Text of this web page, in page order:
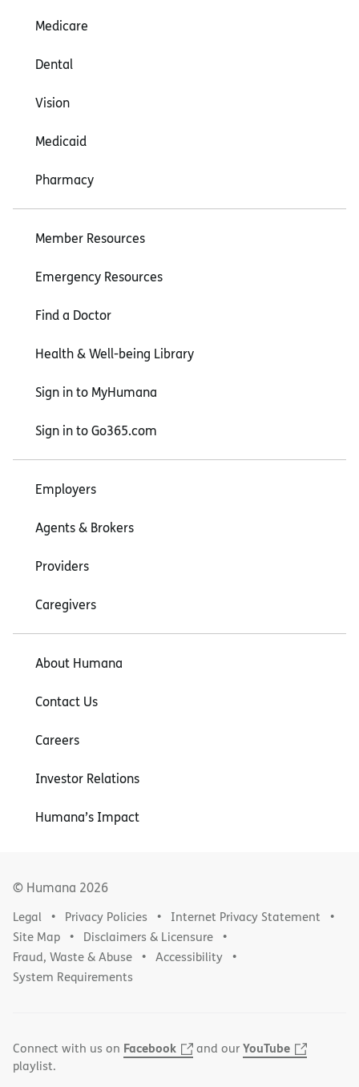
Medicare
Dental
Vision
Medicaid
Pharmacy
Member Resources
Emergency Resources
Find a Doctor
Health & Well-being Library
Sign in to MyHumana
Sign in to Go365.com
Employers
Agents & Brokers
Providers
Caregivers
About Humana
Contact Us
Careers
Investor Relations
Humana’s Impact
© Humana 2026
Legal Privacy Policies
Internet Privacy Statement
Site Map
Disclaimers & Licensure
Fraud, Waste & Abuse
Accessibility
System Requirements
Connect with us on Facebook and ourYouTube
playlist.